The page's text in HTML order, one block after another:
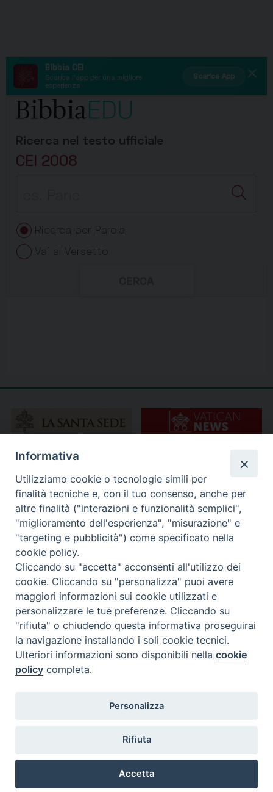
Ufficio Amministrativo, Ufficio Economato)
Informativa
Utilizziamo cookie o tecnologie simili per
finalità tecniche e, con il tuo consenso, anche per
altre finalità ("interazioni e funzionalità semplici",
"miglioramento dell'esperienza", "misurazione" e
"targeting e pubblicità") come specificato nella
cookie policy.
Cliccando su "accetta" acconsenti all'utilizzo dei
cookie. Cliccando su "personalizza" puoi avere
maggiori informazioni sui cookie utilizzati e
personalizzare le tue preferenze. Cliccando su
"rifiuta" o chiudendo questa informativa proseguirai
la navigazione installando i soli cookie tecnici.
Ulteriori informazioni sono disponibili nellacookie
policy completa.
Personalizza
Rifiuta
Accetta